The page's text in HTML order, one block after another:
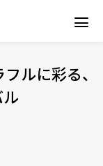
ルに彩る、